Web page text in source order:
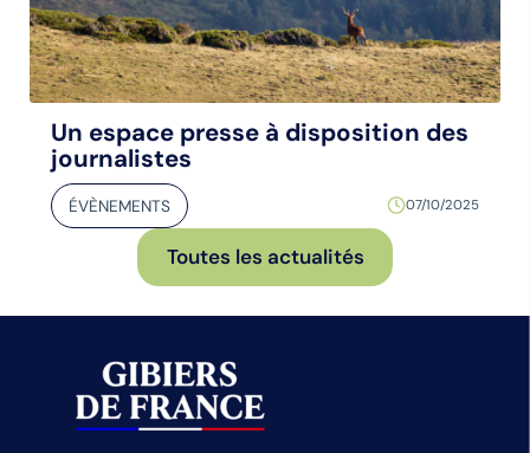
Un espace presse à disposition des
journalistes
ÉVÈNEMENTS 07/10/2025
Toutes les actualités